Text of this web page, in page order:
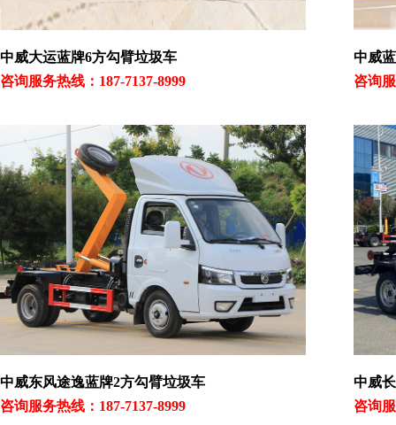
中威大运蓝牌6方勾臂垃圾车
咨询服务热线：187-7137-8999
中威
咨询
中威东风途逸蓝牌2方勾臂垃圾车​
咨询服务热线：187-7137-8999
中威
咨询